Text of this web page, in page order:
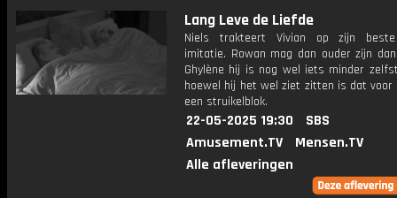
Lang Leve de Liefde
Niels trakteert Vivian op zijn beste
imitatie. Rowan mag dan ouder zijn
Ghylène hij is nog wel iets minder
hoewel hij het wel ziet zitten is dat voor
een struikelblok.
22-05-2025 19:30
SBS
Amusement.TV
Mensen.TV
Alle afleveringen